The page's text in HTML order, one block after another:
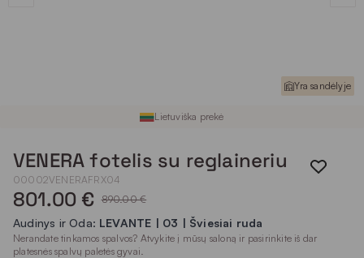
Yra sandėlyje
Lietuviška prekė
VENERA fotelis su reglaineriu
00002VENERAFRX04
801.00 € 890.00 €
Audinys ir Oda: LEVANTE | 03 | Šviesiai ruda
Nerandate tinkamos spalvos? Atvykite į mūsų saloną ir pasirinkite iš dar
platesnės spalvų paletės gyvai.